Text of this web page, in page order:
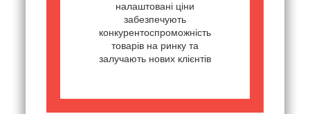
налаштовані ціни
забезпечують
конкурентоспроможність
товарів на ринку та
залучають нових клієнтів